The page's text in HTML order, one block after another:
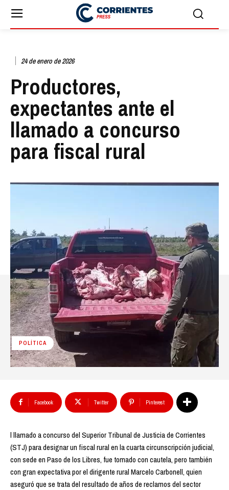
24 de enero de 2026
Productores,
expectantes ante el
llamado a concurso
para fiscal rural
POLÍTICA
Facebook Twitter Pinterest
l llamado a concurso del Superior Tribunal de Justicia de Corrientes
(STJ) para designar un fiscal rural en la cuarta circunscripción judicial,
con sede en Paso de los Libres, fue tomado con cautela, pero también
con gran expectativa por el dirigente rural Marcelo Carbonell, quien
aseguró que se trata del resultado de años de reclamos del sector